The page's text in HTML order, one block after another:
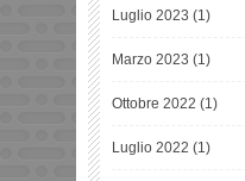
Luglio 2023 (1)
Marzo 2023 (1)
Ottobre 2022 (1)
Luglio 2022 (1)